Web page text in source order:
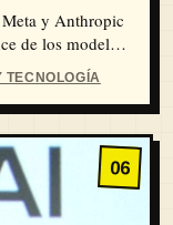
y Anthropic
de los modelos
TECNOLOGÍA
06